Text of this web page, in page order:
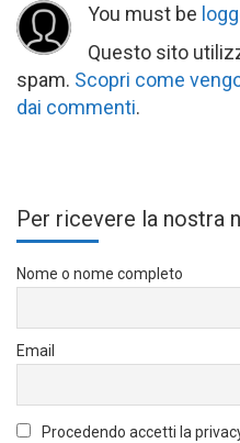
You must be
Questo sito
spam. Scopri come
dai commenti.
Per ricevere la nostra
Nome o nome completo
Email
Procedendo accetti la